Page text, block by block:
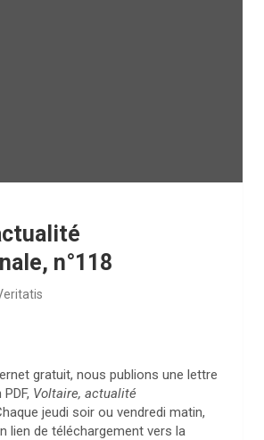
n°118
gratuit, nous publions une lettre
Voltaire, actualité
jeudi soir ou vendredi matin,
lien de téléchargement vers la